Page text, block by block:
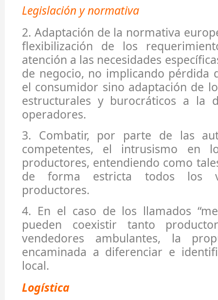
Legislación y normativa
2. Adaptación de la normativa
flexibilización de los
atención a las necesidades
de negocio, no implicando pérdida
el consumidor sino adaptación de
estructurales y burocráticos a la
operadores.
3. Combatir, por parte de las
competentes, el intrusismo en
productores, entendiendo como
de forma estricta todos los
productores.
4. En el caso de los llamados
pueden coexistir tanto
vendedores ambulantes, la
encaminada a diferenciar e
local.
Logística